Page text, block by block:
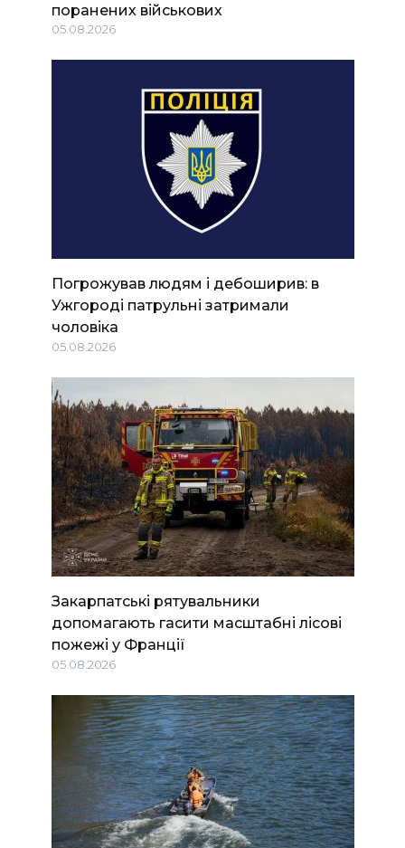
поранених військових
05.08.2026
Погрожував людям і дебоширив: в
Ужгороді патрульні затримали
чоловіка
05.08.2026
Закарпатські рятувальники
допомагають гасити масштабні лісові
пожежі у Франції
05.08.2026